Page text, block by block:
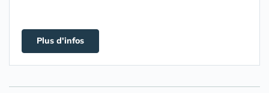
Plus d'infos